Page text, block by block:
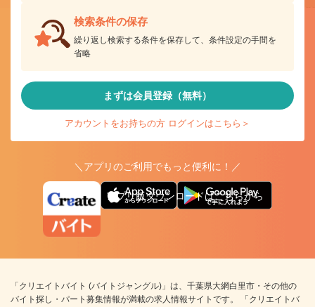
検索条件の保存
繰り返し検索する条件を保存して、条件設定の手間を
省略
まずは会員登録（無料）
アカウントをお持ちの方 ログインはこちら＞
＼アプリのご利用でもっと便利に！／
アプリ版ダウンロードはこちらから
「クリエイトバイト (バイトジャングル)」は、千葉県大網白里市・その他の
バイト探し・パート募集情報が満載の求人情報サイトです。 「クリエイトバ